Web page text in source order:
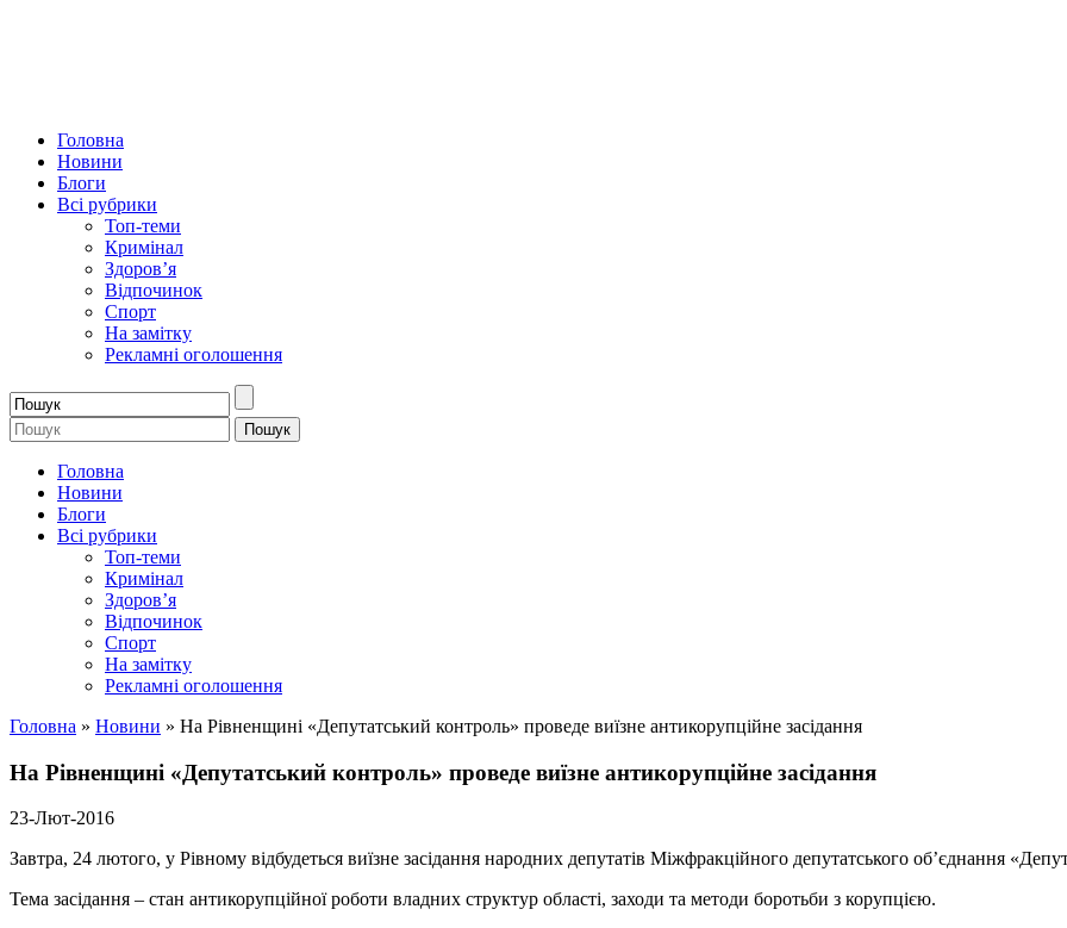
Головна
Новини
Блоги
Всі рубрики
Топ-теми
Кримінал
Здоров’я
Відпочинок
Спорт
На замітку
Рекламні оголошення
Головна
Новини
Блоги
Всі рубрики
Топ-теми
Кримінал
Здоров’я
Відпочинок
Спорт
На замітку
Рекламні оголошення
Головна » Новини » На Рівненщині «Депутатський контроль» проведе виїзне антикорупційне засідання
На Рівненщині «Депутатський контроль» проведе виїзне антикорупційне засідання
23-Лют-2016
Завтра, 24 лютого, у Рівному відбудеться виїзне засідання народних депутатів Міжфракційного депутатського об’єднання
Тема засідання – стан антикорупційної роботи владних структур області, заходи та методи боротьби з корупцією.